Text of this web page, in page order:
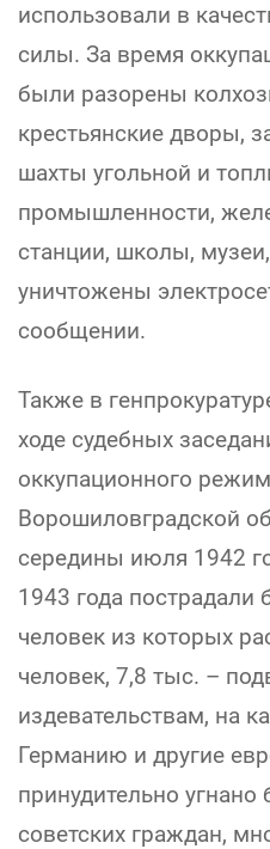
использовали в
силы. За время
были разорены
крестьянские дворы,
шахты угольной и
промышленности,
станции, школы,
уничтожены
сообщении.
Также в
ходе судебных
оккупационного
Ворошиловградской
середины июля 1942
1943 года пострадали
человек из которых
человек, 7,8 тыс. –
издевательствам, на
Германию и другие
принудительно угнано
советских граждан,